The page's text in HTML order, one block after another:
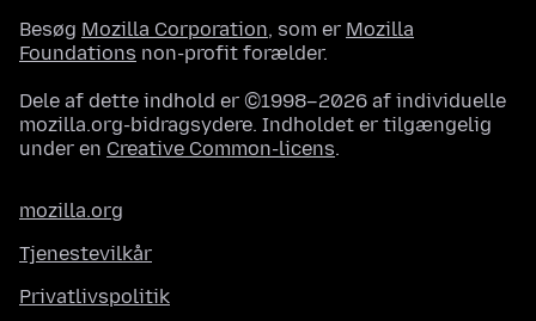
Besøg Mozilla Corporation, som er Mozilla
Foundations non-profit forælder.
Dele af dette indhold er ©1998–2026 af individuelle
mozilla.org-bidragsydere. Indholdet er tilgængelig
under en Creative Common-licens.
mozilla.org
Tjenestevilkår
Privatlivspolitik